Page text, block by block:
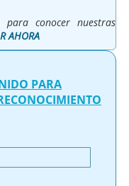
conocer nuestras
AHORA
PARA